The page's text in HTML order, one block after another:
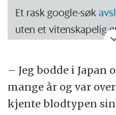
Et rask google-søk
uten et vitenskapelig
personlighet
Vi får servert mange
sexdukker,
– Jeg bodde i Japan
mange år og var
kjente blodtypen